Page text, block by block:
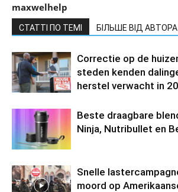
maxwelhelp
СТАТТІ ПО ТЕМІ БІЛЬШЕ ВІД АВТОРА
Correctie op de
steden kenden
herstel verwacht in
Beste draagbare
Ninja, Nutribullet en
Snelle
moord op